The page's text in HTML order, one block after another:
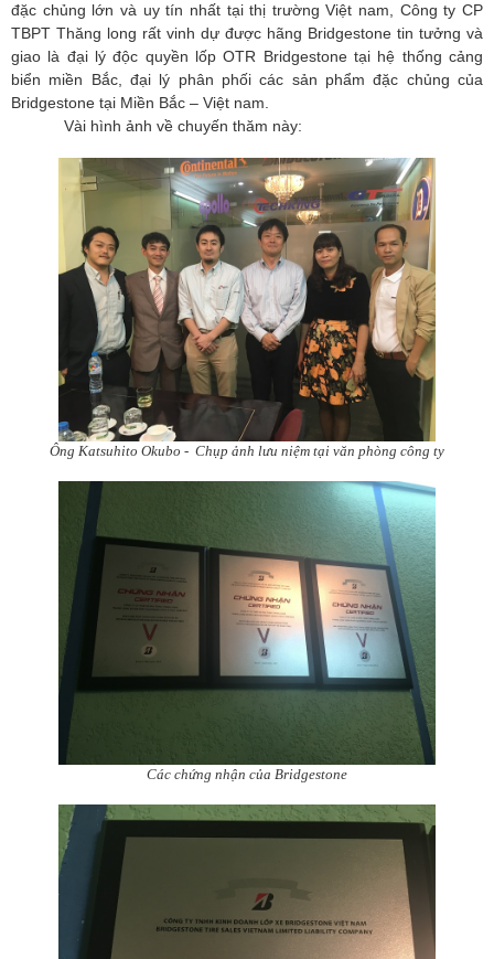
đặc chủng lớn và uy tín nhất tại thị trường Việt nam, Công ty CP
TBPT Thăng long rất vinh dự được hãng Bridgestone tin tưởng và
giao là đại lý độc quyền lốp OTR Bridgestone tại hệ thống cảng
biển miền Bắc, đại lý phân phối các sản phẩm đặc chủng của
Bridgestone tại Miền Bắc – Việt nam.
Vài hình ảnh về chuyến thăm này:
Ông Katsuhito Okubo - Chụp ảnh lưu niệm tại văn phòng công ty
Các chứng nhận của Bridgestone